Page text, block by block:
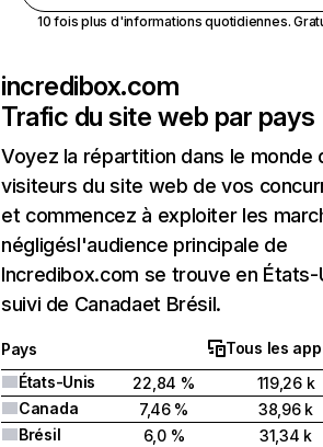
10 fois plus d'informations quotidiennes.
incredibox.com
Trafic du site web par pays
Voyez la répartition dans le monde
visiteurs du site web de vos
et commencez à exploiter les
négligésl'audience principale de
Incredibox.com se trouve en États-
suivi de Canadaet Brésil.
Pays
Tous les
États-Unis
22,84 %
119,26 k
Canada
7,46 %
38,96 k
Brésil
6,0 %
31,34 k